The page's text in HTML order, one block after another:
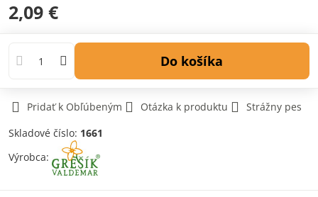
2,09 €
Do košíka
Pridať k Obľúbeným Otázka k produktu
Strážny pes
Skladové číslo: 1661
Výrobca: